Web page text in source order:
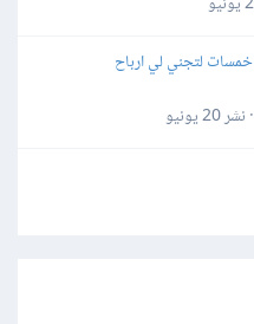
لتجني لي ارباح
20 يونيو